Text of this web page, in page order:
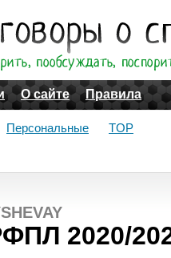
О сайте Правила
Персональные TOP
2020/